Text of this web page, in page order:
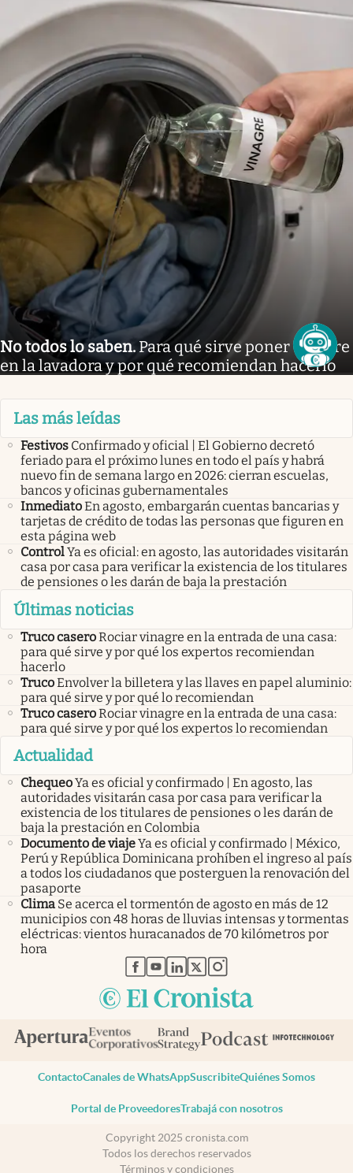
No todos lo saben. Para qué sirve poner vinagre
en la lavadora y por qué recomiendan hacerlo
Las más leídas
Festivos Confirmado y oficial | El Gobierno decretó
feriado para el próximo lunes en todo el país y habrá
nuevo fin de semana largo en 2026: cierran escuelas,
bancos y oficinas gubernamentales
InmediatoEn agosto, embargarán cuentas bancarias y
tarjetas de crédito de todas las personas que figuren en
esta página web
ControlYa es oficial: en agosto, las autoridades visitarán
casa por casa para verificar la existencia de los titulares
de pensiones o les darán de baja la prestación
Últimas noticias
Truco caseroRociar vinagre en la entrada de una casa:
para qué sirve y por qué los expertos recomiendan
hacerlo
TrucoEnvolver la billetera y las llaves en papel aluminio:
para qué sirve y por qué lo recomiendan
Truco caseroRociar vinagre en la entrada de una casa:
para qué sirve y por qué los expertos lo recomiendan
Actualidad
ChequeoYa es oficial y confirmado | En agosto, las
autoridades visitarán casa por casa para verificar la
existencia de los titulares de pensiones o les darán de
baja la prestación en Colombia
Documento de viajeYa es oficial y confirmado | México,
Perú y República Dominicana prohíben el ingreso al país
a todos los ciudadanos que posterguen la renovación del
pasaporte
Clima Se acerca el tormentón de agosto en más de 12
municipios con 48 horas de lluvias intensas y tormentas
eléctricas: vientos huracanados de 70 kilómetros por
hora
abre en nueva pestaña
abre en nueva pestaña
abre en nueva pestaña
abre en nueva pestaña
abre en nueva pestaña
ContactoCanales de WhatsAppSuscribiteQuiénes Somos
Portal de ProveedoresTrabajá con nosotros
Copyright 2025 cronista.com
Todos los derechos reservados
Términos y condiciones